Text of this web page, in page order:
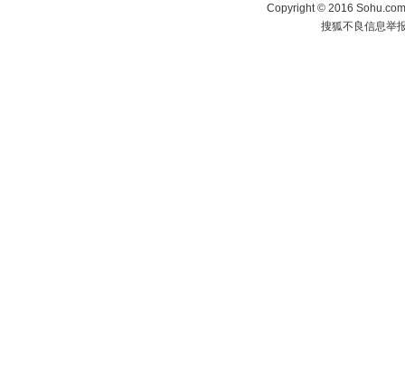
Copyright©2016
搜狐不良信息举